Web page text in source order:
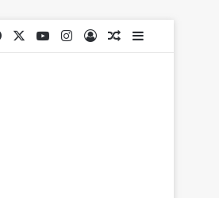
FacebookYouTubeInstagram
Log InRandom Article
Sidebar